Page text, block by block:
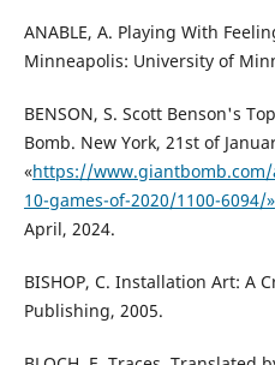
ANABLE, A. Playing With
Minneapolis: University of
BENSON, S. Scott Benson's
Bomb. New York, 21st of
«https://
10-games-of-2020/1100-6094/»
April, 2024.
BISHOP, C. Installation Art: A
Publishing, 2005.